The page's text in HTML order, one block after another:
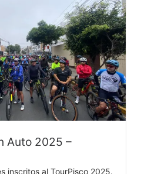
Auto 2025 –
inscritos al TourPisco 2025.